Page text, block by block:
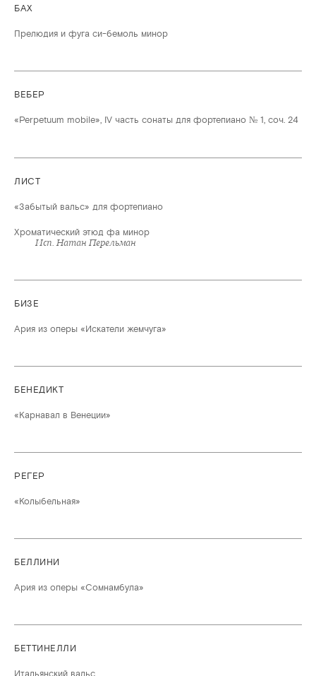
БАХ
Прелюдия и фуга си-бемоль минор
ВЕБЕР
«Perpetuum mobile», IV часть сонаты для фортепиано № 1, соч. 24
ЛИСТ
«Забытый вальс» для фортепиано
Хроматический этюд фа минор
Исп. Натан Перельман
БИЗЕ
Ария из оперы «Искатели жемчуга»
БЕНЕДИКТ
«Карнавал в Венеции»
РЕГЕР
«Колыбельная»
БЕЛЛИНИ
Ария из оперы «Сомнамбула»
БЕТТИНЕЛЛИ
Итальянский вальс